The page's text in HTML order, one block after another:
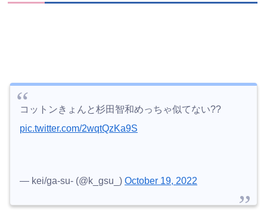
コットンきょんと杉田智和めっちゃ似てない??
pic.twitter.com/2wqtQzKa9S
— kei/ga-su- (@k_gsu_) October 19, 2022